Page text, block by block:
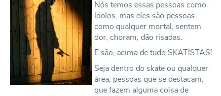
Nós temos essas pessoas como
ídolos, mas eles são pessoas
como qualquer mortal, sentem
dor, choram, dão risadas.
E são, acima de tudo SKATISTAS!
Seja dentro do skate ou qualquer
área, pessoas que se destacam,
que fazem alguma coisa de